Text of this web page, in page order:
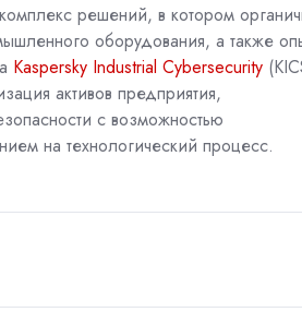
решений, в котором
оборудования, а также
Kaspersky Industrial Cybersecurity
активов предприятия,
с возможностью
на технологический процесс.